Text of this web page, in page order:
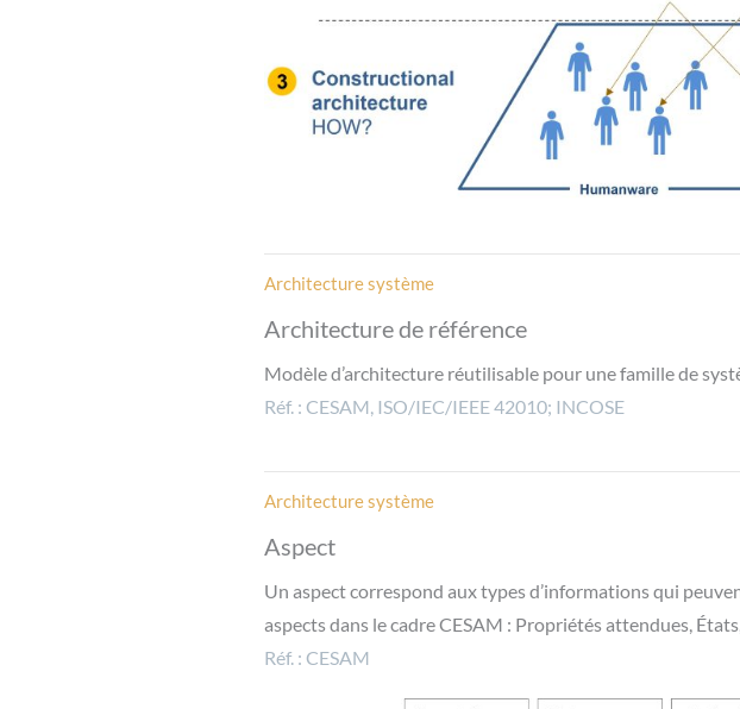
Architecture système
Architecture de référence
Modèle d’architecture réutilisable pour une famille de
Réf. : CESAM, ISO/IEC/IEEE 42010; INCOSE
Architecture système
Aspect
Un aspect correspond aux types d’informations qui
aspects dans le cadre CESAM : Propriétés attendues,
Réf. : CESAM